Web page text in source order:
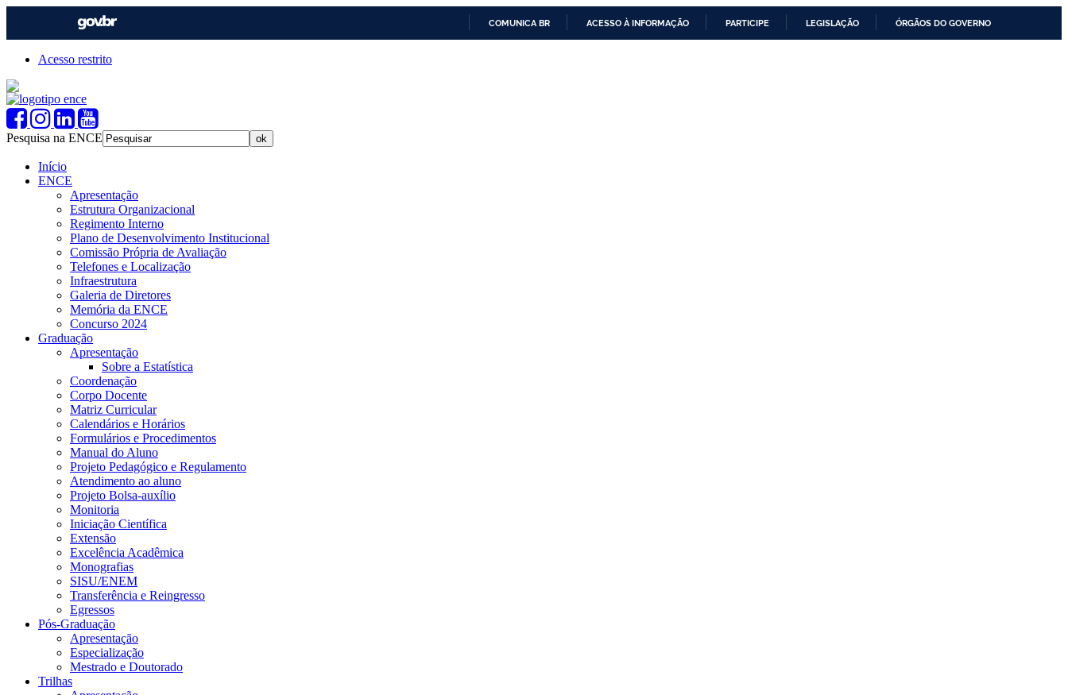
COMUNICA BR ACESSO À INFORMAÇÃO PARTICIPE LEGISLAÇÃO ÓRGÃOS DO GOVERNO
Acesso restrito
Pesquisa na ENCE
Início
ENCE
Apresentação
Estrutura Organizacional
Regimento Interno
Plano de Desenvolvimento Institucional
Comissão Própria de Avaliação
Telefones e Localização
Infraestrutura
Galeria de Diretores
Memória da ENCE
Concurso 2024
Graduação
Apresentação
Sobre a Estatística
Coordenação
Corpo Docente
Matriz Curricular
Calendários e Horários
Formulários e Procedimentos
Manual do Aluno
Projeto Pedagógico e Regulamento
Atendimento ao aluno
Projeto Bolsa-auxílio
Monitoria
Iniciação Científica
Extensão
Excelência Acadêmica
Monografias
SISU/ENEM
Transferência e Reingresso
Egressos
Pós-Graduação
Apresentação
Especialização
Mestrado e Doutorado
Trilhas